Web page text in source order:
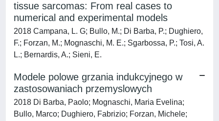
tissue sarcomas: From real cases to
numerical and experimental models
2018 Campana, L. G; Bullo, M.; Di Barba, P.; Dughiero,
F.; Forzan, M.; Mognaschi, M. E.; Sgarbossa, P.; Tosi, A.
L.; Bernardis, A.; Sieni, E.
Modele polowe grzania indukcyjnego w
zastosowaniach przemyslowych
2018 Di Barba, Paolo; Mognaschi, Maria Evelina;
Bullo, Marco; Dughiero, Fabrizio; Forzan, Michele;